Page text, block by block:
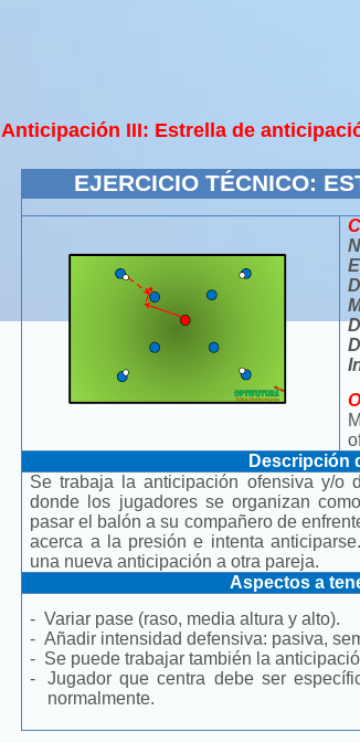
Anticipación III: Estrella de
EJERCICIO TÉCNICO:
Descripción
Se trabaja la anticipación ofensiva y/o
donde los jugadores se organizan
pasar el balón a su compañero de
acerca a la presión e intenta
una nueva anticipación a otra pareja.
Aspectos a
- Variar pase (raso, media altura y alto).
- Añadir intensidad defensiva: pasiva,
- Se puede trabajar también la
-
Jugador que centra debe ser
normalmente.